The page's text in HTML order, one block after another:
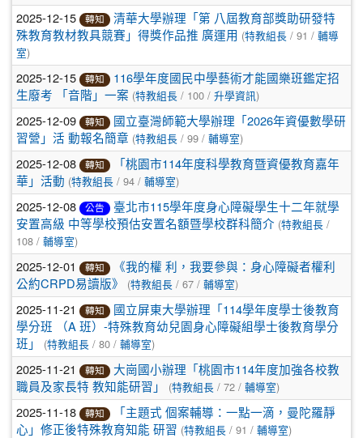
2025-12-15 轉知
清華大學辦理「第 八屆教育部獎助研發特
殊教育教材教具競賽」得獎作品推 廣運用 (特教組長 / 91 / 輔導
室)
2025-12-15 轉知
116學年度國民中學藝術才能國樂班鑑定招
生廢考 「音階」一案 (特教組長 / 100 / 升學資訊)
2025-12-09 轉知
國立臺灣師範大學辦理「2026年資優數學研
習營」活 動報名簡章 (特教組長 / 99 / 輔導室)
2025-12-08 轉知
「桃園市114年度科學教育暨資優教育嘉年
華」活動 (特教組長 / 94 / 輔導室)
2025-12-08 公告
臺北市115學年度身心障礙學生十二年就學
安置高級 中等學校預估安置名額暨學校群科簡介 (特教組長 /
108 / 輔導室)
2025-12-01 轉知
《我的權 利，我要參與：身心障礙者權利
公約CRPD易讀版》
(特教組長 / 67 / 輔導室)
2025-11-21 轉知
國立屏東大學辦理「114學年度學士後教育
學分班 （A 班）-特殊教育幼兒園身心障礙組學士後教育學分
班」
(特教組長 / 80 / 輔導室)
2025-11-21 轉知
大崗國小辦理「桃園市114年度加強各校教
職員及家長特 教知能研習」
(特教組長 / 72 / 輔導室)
2025-11-18 轉知
「主題式 個案輔導：一點一滴，曼陀羅靜
心」修正後特殊教育知能 研習 (特教組長 / 91 / 輔導室)